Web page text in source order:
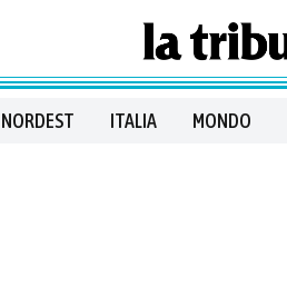
NORDEST ITALIA MONDO